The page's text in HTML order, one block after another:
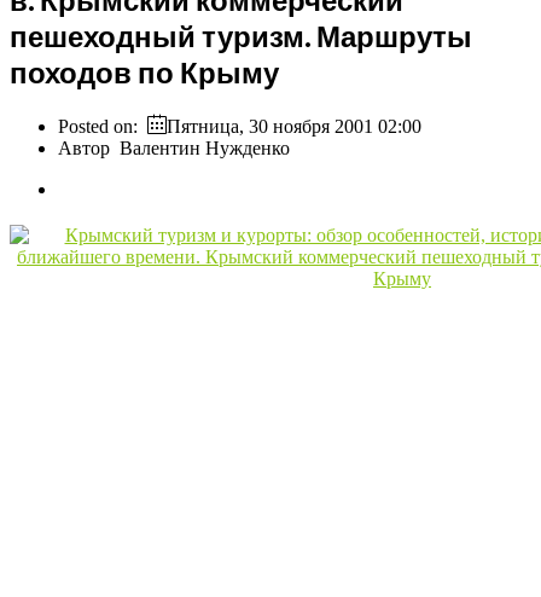
пешеходный туризм. Маршруты
походов по Крыму
Posted on:
Пятница, 30 ноября 2001 02:00
Автор Валентин Нужденко